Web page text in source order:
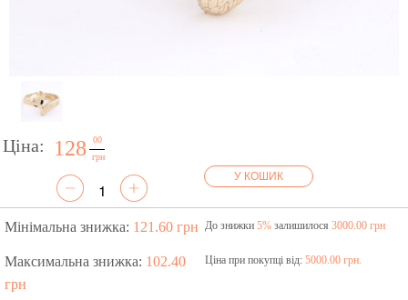
Ціна: 128
00
грн
У КОШИК
Мінімальна знижка: 121.60 грн До знижки 5%залишилося 3000.00 грн
Максимальна знижка: 102.40
грн
Ціна при покупці від: 5000.00 грн.